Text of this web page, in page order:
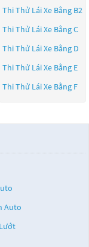
Thi Thử Lái Xe Bằng B2
Thi Thử Lái Xe Bằng C
Thi Thử Lái Xe Bằng D
Thi Thử Lái Xe Bằng E
Thi Thử Lái Xe Bằng F
Auto